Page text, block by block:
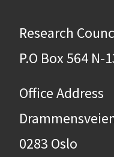
Research
P.O Box 564 N-
Office Address
0283 Oslo